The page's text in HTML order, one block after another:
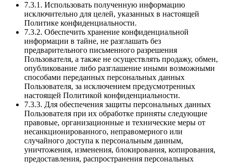
7.3.1. Использовать полученную информацию
исключительно для целей, указанных в настоящей
Политике конфиденциальности.
7.3.2. Обеспечить хранение конфиденциальной
информации в тайне, не разглашать без
предварительного письменного разрешения
Пользователя, а также не осуществлять продажу, обмен,
опубликование либо разглашение иными возможными
способами переданных персональных данных
Пользователя, за исключением предусмотренных
настоящей Политикой конфиденциальности.
7.3.3. Для обеспечения защиты персональных данных
Пользователя при их обработке приняты следующие
правовые, организационные и технические меры от
несанкционированного, неправомерного или
случайного доступа к персональным данным,
уничтожения, изменения, блокирования, копирования,
предоставления, распространения персональных